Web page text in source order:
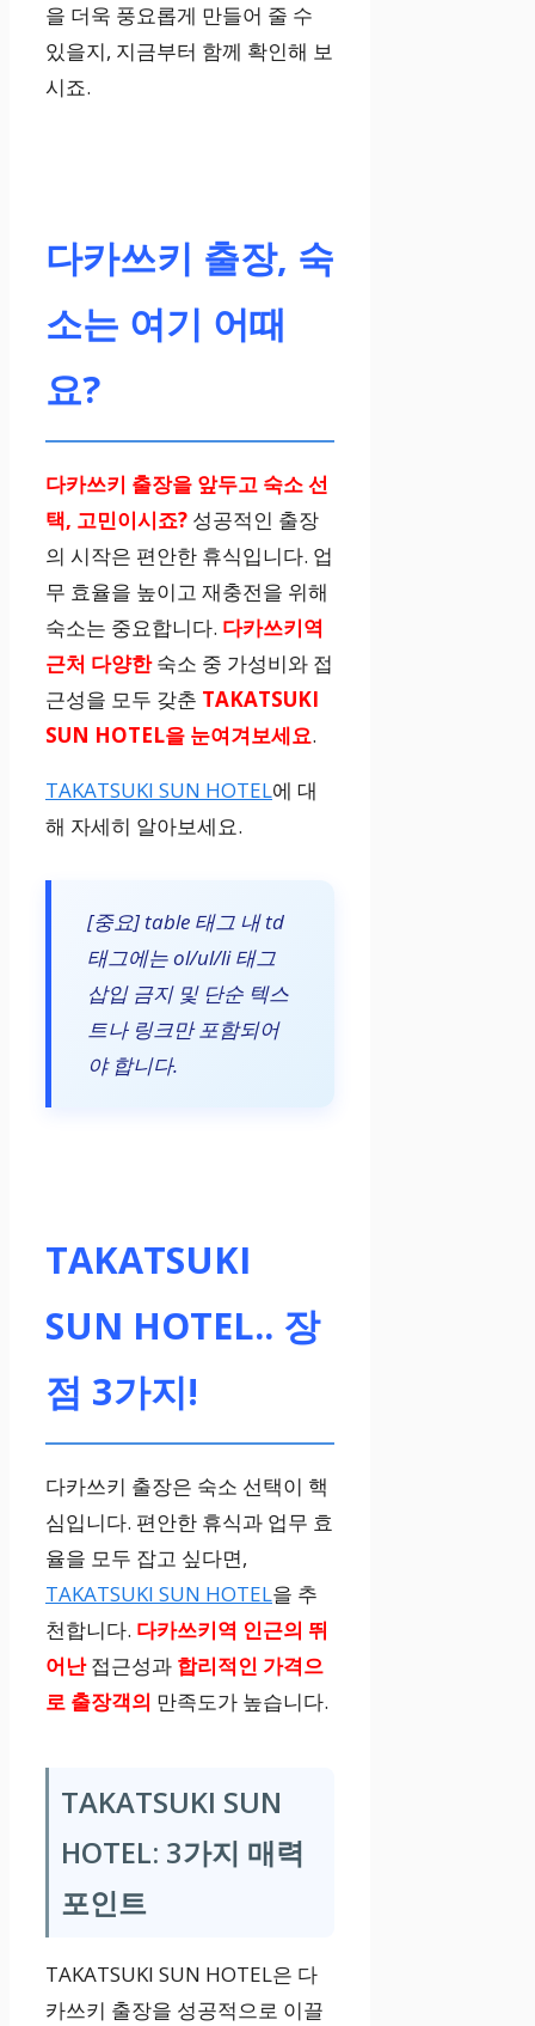
을 더욱 풍요롭게 만들어 줄 수
있을지, 지금부터 함께 확인해 보
시죠.
다카쓰키 출장, 숙
소는 여기 어때
요?
다카쓰키 출장을 앞두고 숙소 선
택, 고민이시죠? 성공적인 출장
의 시작은 편안한 휴식입니다. 업
무 효율을 높이고 재충전을 위해
숙소는 중요합니다. 다카쓰키역
근처 다양한숙소 중 가성비와 접
근성을 모두 갖춘 TAKATSUKI
SUN HOTEL을 눈여겨보세요.
TAKATSUKI SUN HOTEL에 대
해 자세히 알아보세요.
[중요] table 태그 내 td
태그에는 ol/ul/li 태그
삽입 금지 및 단순 텍스
트나 링크만 포함되어
야 합니다.
TAKATSUKI
SUN HOTEL.. 장
점 3가지!
다카쓰키 출장은 숙소 선택이 핵
심입니다. 편안한 휴식과 업무 효
율을 모두 잡고 싶다면,
TAKATSUKI SUN HOTEL을 추
천합니다. 다카쓰키역 인근의 뛰
어난접근성과 합리적인 가격으
로 출장객의 만족도가 높습니다.
TAKATSUKI SUN
HOTEL: 3가지 매력
포인트
TAKATSUKI SUN HOTEL은 다
카쓰키 출장을 성공적으로 이끌